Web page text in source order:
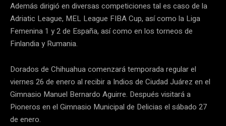
Además dirigió en diversas competiciones tal es caso de la
Adriatic League, MEL League FIBA Cup, así como la Liga
Femenina 1 y 2 de España, así como en los torneos de
Finlandia y Rumania.
Dorados de Chihuahua comenzará temporada regular el
viernes 26 de enero al recibir a Indios de Ciudad Juárez en el
Gimnasio Manuel Bernardo Aguirre. Después visitará a
Pioneros en el Gimnasio Municipal de Delicias el sábado 27
de enero.